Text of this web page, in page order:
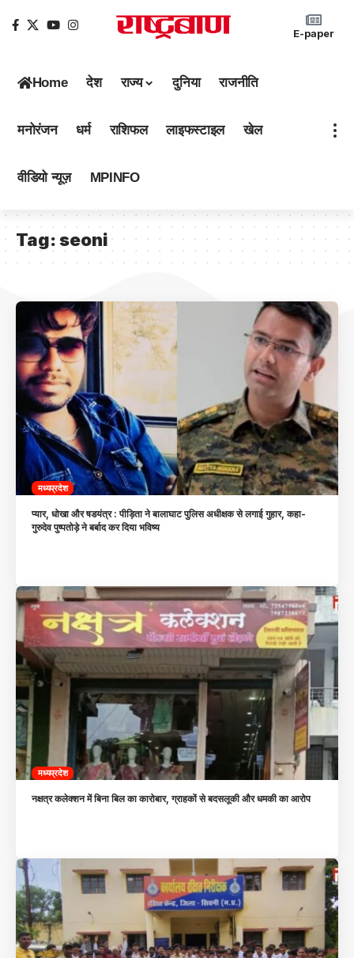
E-paper
Home देश राज्य दुनिया राजनीति
मनोरंजन धर्म राशिफल लाइफस्टाइल खेल
वीडियो न्यूज़ MPINFO
Tag:seoni
मध्यप्रदेश
प्यार, धोखा और षडयंत्र : पीड़िता ने बालाघाट पुलिस अधीक्षक से लगाई गुहार, कहा-
गुरुदेव पुष्पतोड़े ने बर्बाद कर दिया भविष्य
मध्यप्रदेश
नक्षत्र कलेक्शन में बिना बिल का कारोबार, ग्राहकों से बदसलूकी और धमकी का आरोप